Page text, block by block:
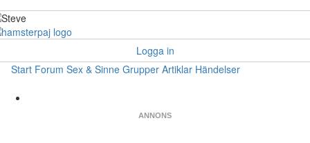
Logga in
Start Forum Sex & Sinne Grupper Artiklar Händelser
ANNONS